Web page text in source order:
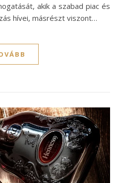
akik a szabad piac és
hívei, másrészt viszont…